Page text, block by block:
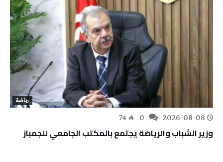
رياضة
2026-08-08
74
وزير الشباب والرياضة يجتمع بالمكتب الجامعي للجمباز